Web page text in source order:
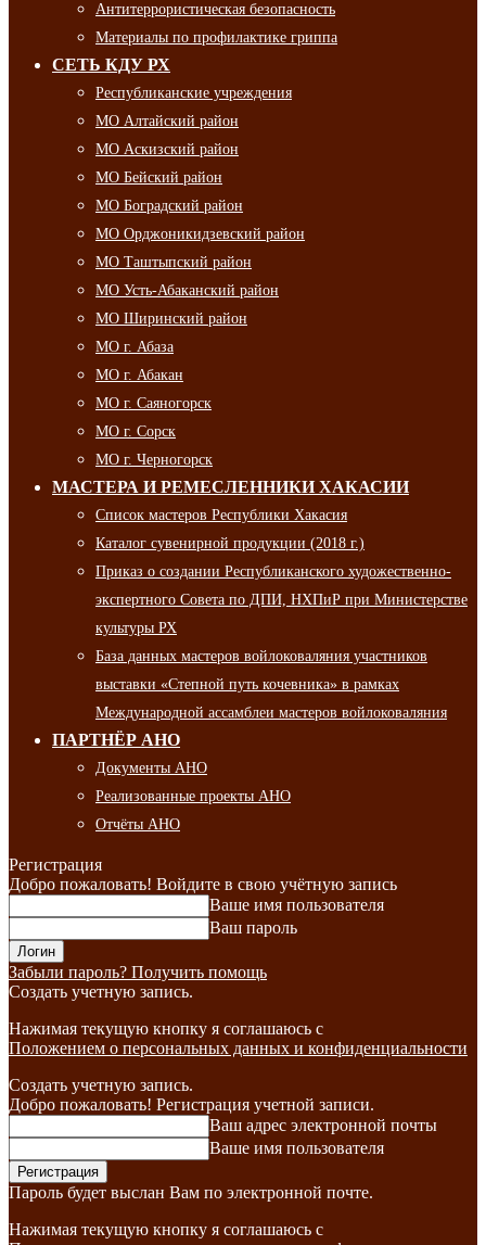
Антитеррористическая безопасность
Материалы по профилактике гриппа
СЕТЬ КДУ РХ
Республиканские учреждения
МО Алтайский район
МО Аскизский район
МО Бейский район
МО Боградский район
МО Орджоникидзевский район
МО Таштыпский район
МО Усть-Абаканский район
МО Ширинский район
МО г. Абаза
МО г. Абакан
МО г. Саяногорск
МО г. Сорск
МО г. Черногорск
МАСТЕРА И РЕМЕСЛЕННИКИ ХАКАСИИ
Список мастеров Республики Хакасия
Каталог сувенирной продукции (2018 г.)
Приказ о создании Республиканского художественно-
экспертного Совета по ДПИ, НХПиР при Министерстве
культуры РХ
База данных мастеров войлоковаляния участников
выставки «Степной путь кочевника» в рамках
Международной ассамблеи мастеров войлоковаляния
ПАРТНЁР АНО
Документы АНО
Реализованные проекты АНО
Отчёты АНО
Регистрация
Добро пожаловать! Войдите в свою учётную запись
Ваше имя пользователя
Ваш пароль
Забыли пароль? Получить помощь
Создать учетную запись.
Нажимая текущую кнопку я соглашаюсь с
Положением о персональных данных и конфиденциальности
Создать учетную запись.
Добро пожаловать! Регистрация учетной записи.
Ваш адрес электронной почты
Ваше имя пользователя
Пароль будет выслан Вам по электронной почте.
Нажимая текущую кнопку я соглашаюсь с